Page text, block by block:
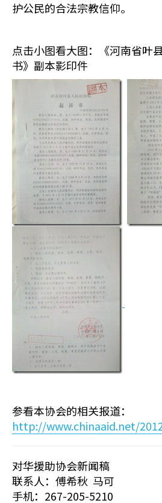
护公民的合法宗教信仰。
点击小图看大图：《河南省叶
书》副本影印件
参看本协会的相关报道：
http://www.chinaaid.net/
对华援助协会新闻稿
联系人：傅希秋 马可
手机：267-205-5210